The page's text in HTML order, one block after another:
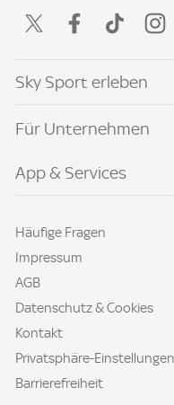
Sky Sport erleben
Für Unternehmen
App & Services
Häufige Fragen
Impressum
AGB
Datenschutz & Cookies
Kontakt
Privatsphäre-Einstellungen
Barrierefreiheit